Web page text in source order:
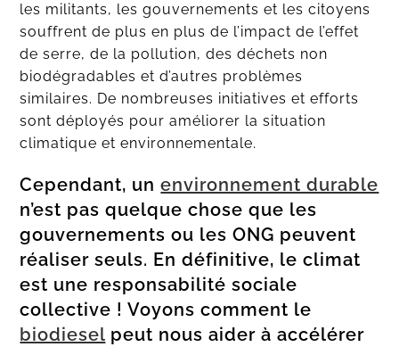
les militants, les gouvernements et les citoyens
souffrent de plus en plus de l’impact de l’effet
de serre, de la pollution, des déchets non
biodégradables et d’autres problèmes
similaires. De nombreuses initiatives et efforts
sont déployés pour améliorer la situation
climatique et environnementale.
Cependant, unenvironnement durable
n’est pas quelque chose que les
gouvernements ou les ONG peuvent
réaliser seuls. En définitive, le climat
est une responsabilité sociale
collective ! Voyons comment le
biodiesel peut nous aider à accélérer